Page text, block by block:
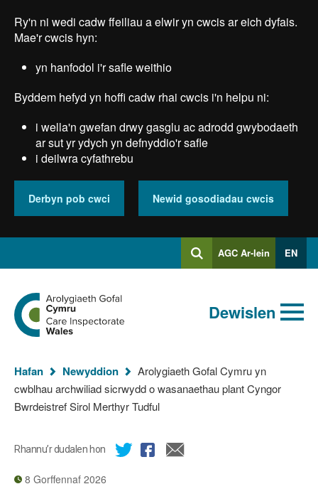
main
Ry'n ni wedi cadw ffeiliau a elwir yn cwcis ar eich dyfais.
Mae'r cwcis hyn:
yn hanfodol i'r safle weithio
Byddem hefyd yn hoffi cadw rhai cwcis i'n helpu ni:
i wella'n gwefan drwy gasglu ac adrodd gwybodaeth
ar sut yr ydych yn defnyddio'r safle
i deilwra cyfathrebu
Derbyn pob cwci Newid gosodiadau cwcis
ChwilioMewngofnodi
i
AGC Ar-lein EN
Chwiliad
allweddeiriau
cyflawn
Chwilio
Ewch
i
hafan
Arolygiaeth
Cymru
Dewislen
Rydych
chi
yma:
Hafan Newyddion
Arolygiaeth Gofal Cymru yn
cwblhau archwiliad sicrwydd o wasanaethau plant Cyngor
Bwrdeistref Sirol Merthyr Tudful
Rhannu’r dudalen hon
8 Gorffennaf 2026